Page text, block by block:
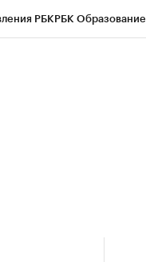
РБКРБК Образование